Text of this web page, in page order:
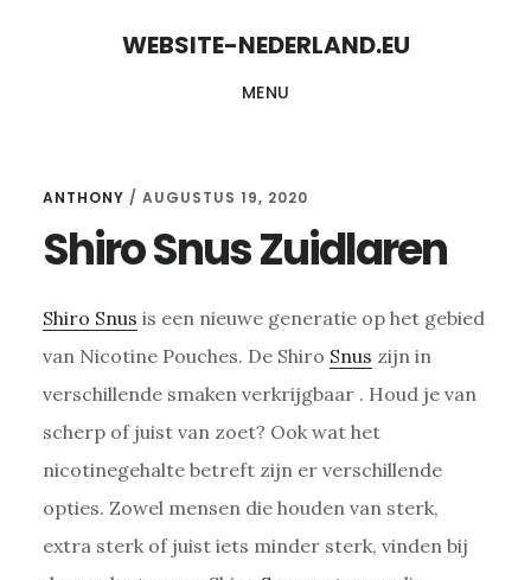
WEBSITE-NEDERLAND.EU
MENU
ANTHONY / AUGUSTUS 19, 2020
Shiro Snus Zuidlaren
Shiro Snus is een nieuwe generatie op het gebied
van Nicotine Pouches. De Shiro Snus zijn in
verschillende smaken verkrijgbaar . Houd je van
scherp of juist van zoet? Ook wat het
nicotinegehalte betreft zijn er verschillende
opties. Zowel mensen die houden van sterk,
extra sterk of juist iets minder sterk, vinden bij